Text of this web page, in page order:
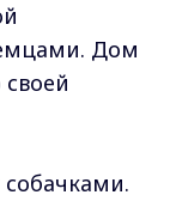
Дом